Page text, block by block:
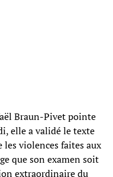
Braun-Pivet pointe
elle a validé le texte
violences faites aux
que son examen soit
extraordinaire du